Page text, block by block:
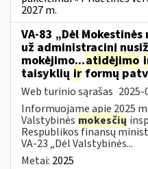
2027 m.
VA-83 „Dėl
už administracinį
mokėjimo...atidėjimo
taisyklių ir formų
Web turinio sąrašas 2025-
Informuojame apie 2025
Valstybinės mokesčių
Respublikos finansų
VA-23 „Dėl Valstybinės...
Metai: 2025